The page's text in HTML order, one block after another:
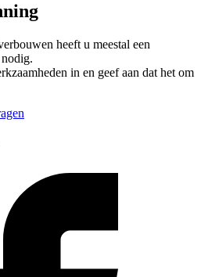
heeft u meestal een
in en geef aan dat het om